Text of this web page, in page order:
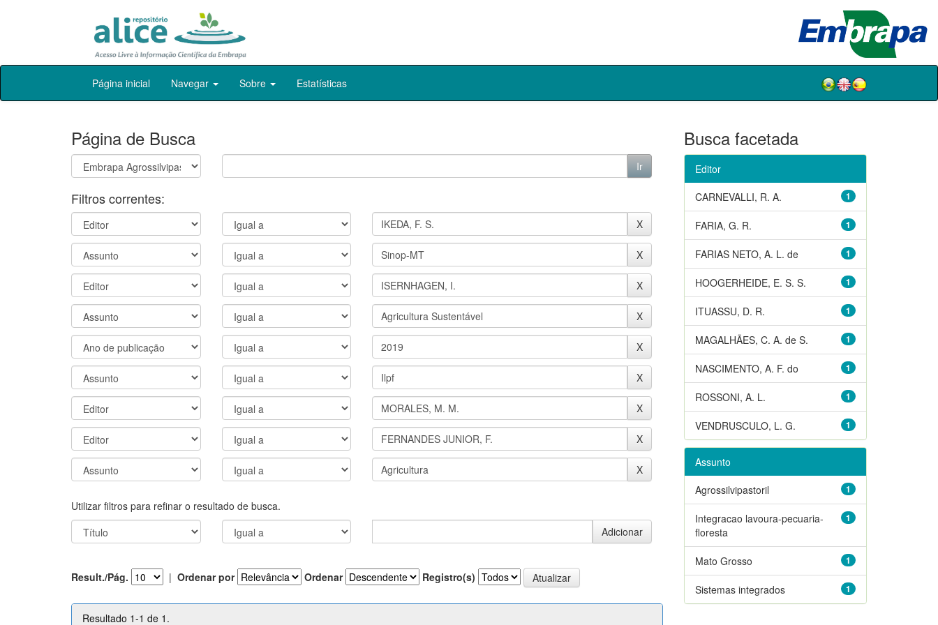
Skip
Página inicial Navegar Sobre Estatísticas
Página de Busca
Filtros correntes:
Utilizar filtros para refinar o resultado de busca.
Result./Pág. | Ordenar por Ordenar Registro(s)
Resultado 1-1 de 1.
Busca facetada
Editor
1
CARNEVALLI, R. A.
1
FARIA, G. R.
1
FARIAS NETO, A. L. de
1
HOOGERHEIDE, E. S. S.
1
ITUASSU, D. R.
1
MAGALHÃES, C. A. de S.
1
NASCIMENTO, A. F. do
1
ROSSONI, A. L.
1
VENDRUSCULO, L. G.
Assunto
1
Agrossilvipastoril
1
Integracao lavoura-pecuaria-
floresta
1
Mato Grosso
1
Sistemas integrados